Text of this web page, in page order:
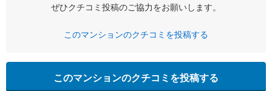
ぜひクチコミ投稿のご協力をお願いします。
このマンションのクチコミを投稿する
このマンションのクチコミを投稿する